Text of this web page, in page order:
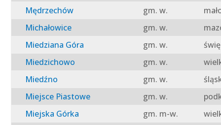
Mędrzechów
gm. w.
Michałowice
gm. w.
Miedziana Góra
gm. w.
Miedzichowo
gm. w.
Miedźno
gm. w.
Miejsce Piastowe
gm. w.
Miejska Górka
gm. m-w.